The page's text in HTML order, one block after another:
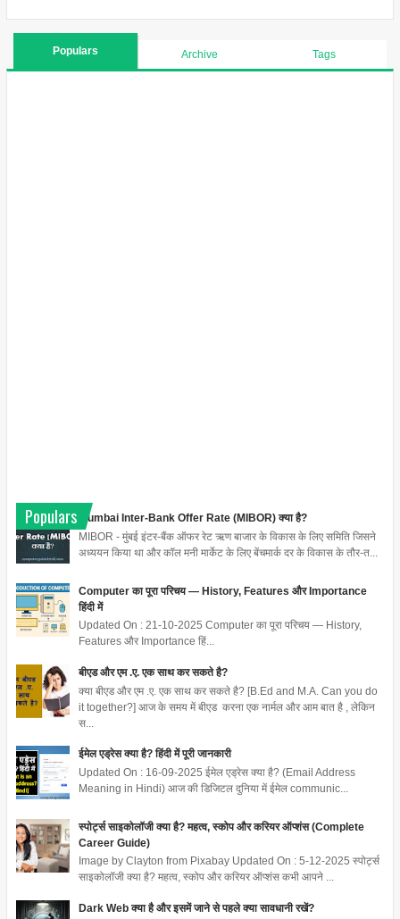
Populars Archive Tags
Populars
Mumbai Inter-Bank Offer Rate (MIBOR) क्या है?
MIBOR - मुंबई इंटर-बैंक ऑफर रेट ऋण बाजार के विकास के लिए समिति जिसने
अध्ययन किया था और कॉल मनी मार्केट के लिए बेंचमार्क दर के विकास के तौर-त...
Computer का पूरा परिचय — History, Features और Importance
हिंदी में
Updated On : 21-10-2025 Computer का पूरा परिचय — History,
Features और Importance हिं...
बीएड और एम .ए. एक साथ कर सकते है?
क्या बीएड और एम .ए. एक साथ कर सकते है? [B.Ed and M.A. Can you do
it together?] आज के समय में बीएड करना एक नार्मल और आम बात है , लेकिन
स...
ईमेल एड्रेस क्या है? हिंदी में पूरी जानकारी
Updated On : 16-09-2025 ईमेल एड्रेस क्या है? (Email Address
Meaning in Hindi) आज की डिजिटल दुनिया में ईमेल communic...
स्पोर्ट्स साइकोलॉजी क्या है? महत्व, स्कोप और करियर ऑप्शंस (Complete
Career Guide)
Image by Clayton from Pixabay Updated On : 5-12-2025 स्पोर्ट्स
साइकोलॉजी क्या है? महत्व, स्कोप और करियर ऑप्शंस कभी आपने ...
Dark Web क्या है और इसमें जाने से पहले क्या सावधानी रखें?